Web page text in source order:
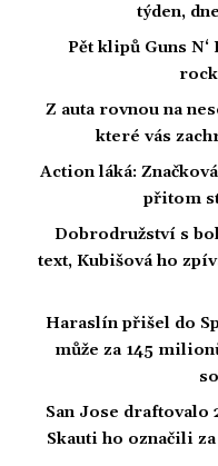
týden,
Pět klipů Guns N‘
Z auta rovnou na
které vás
Action láká:
přitom
Dobrodružství s
text, Kubišová ho
Haraslín přišel do
může za 145
San Jose draftovalo
Skauti ho označili